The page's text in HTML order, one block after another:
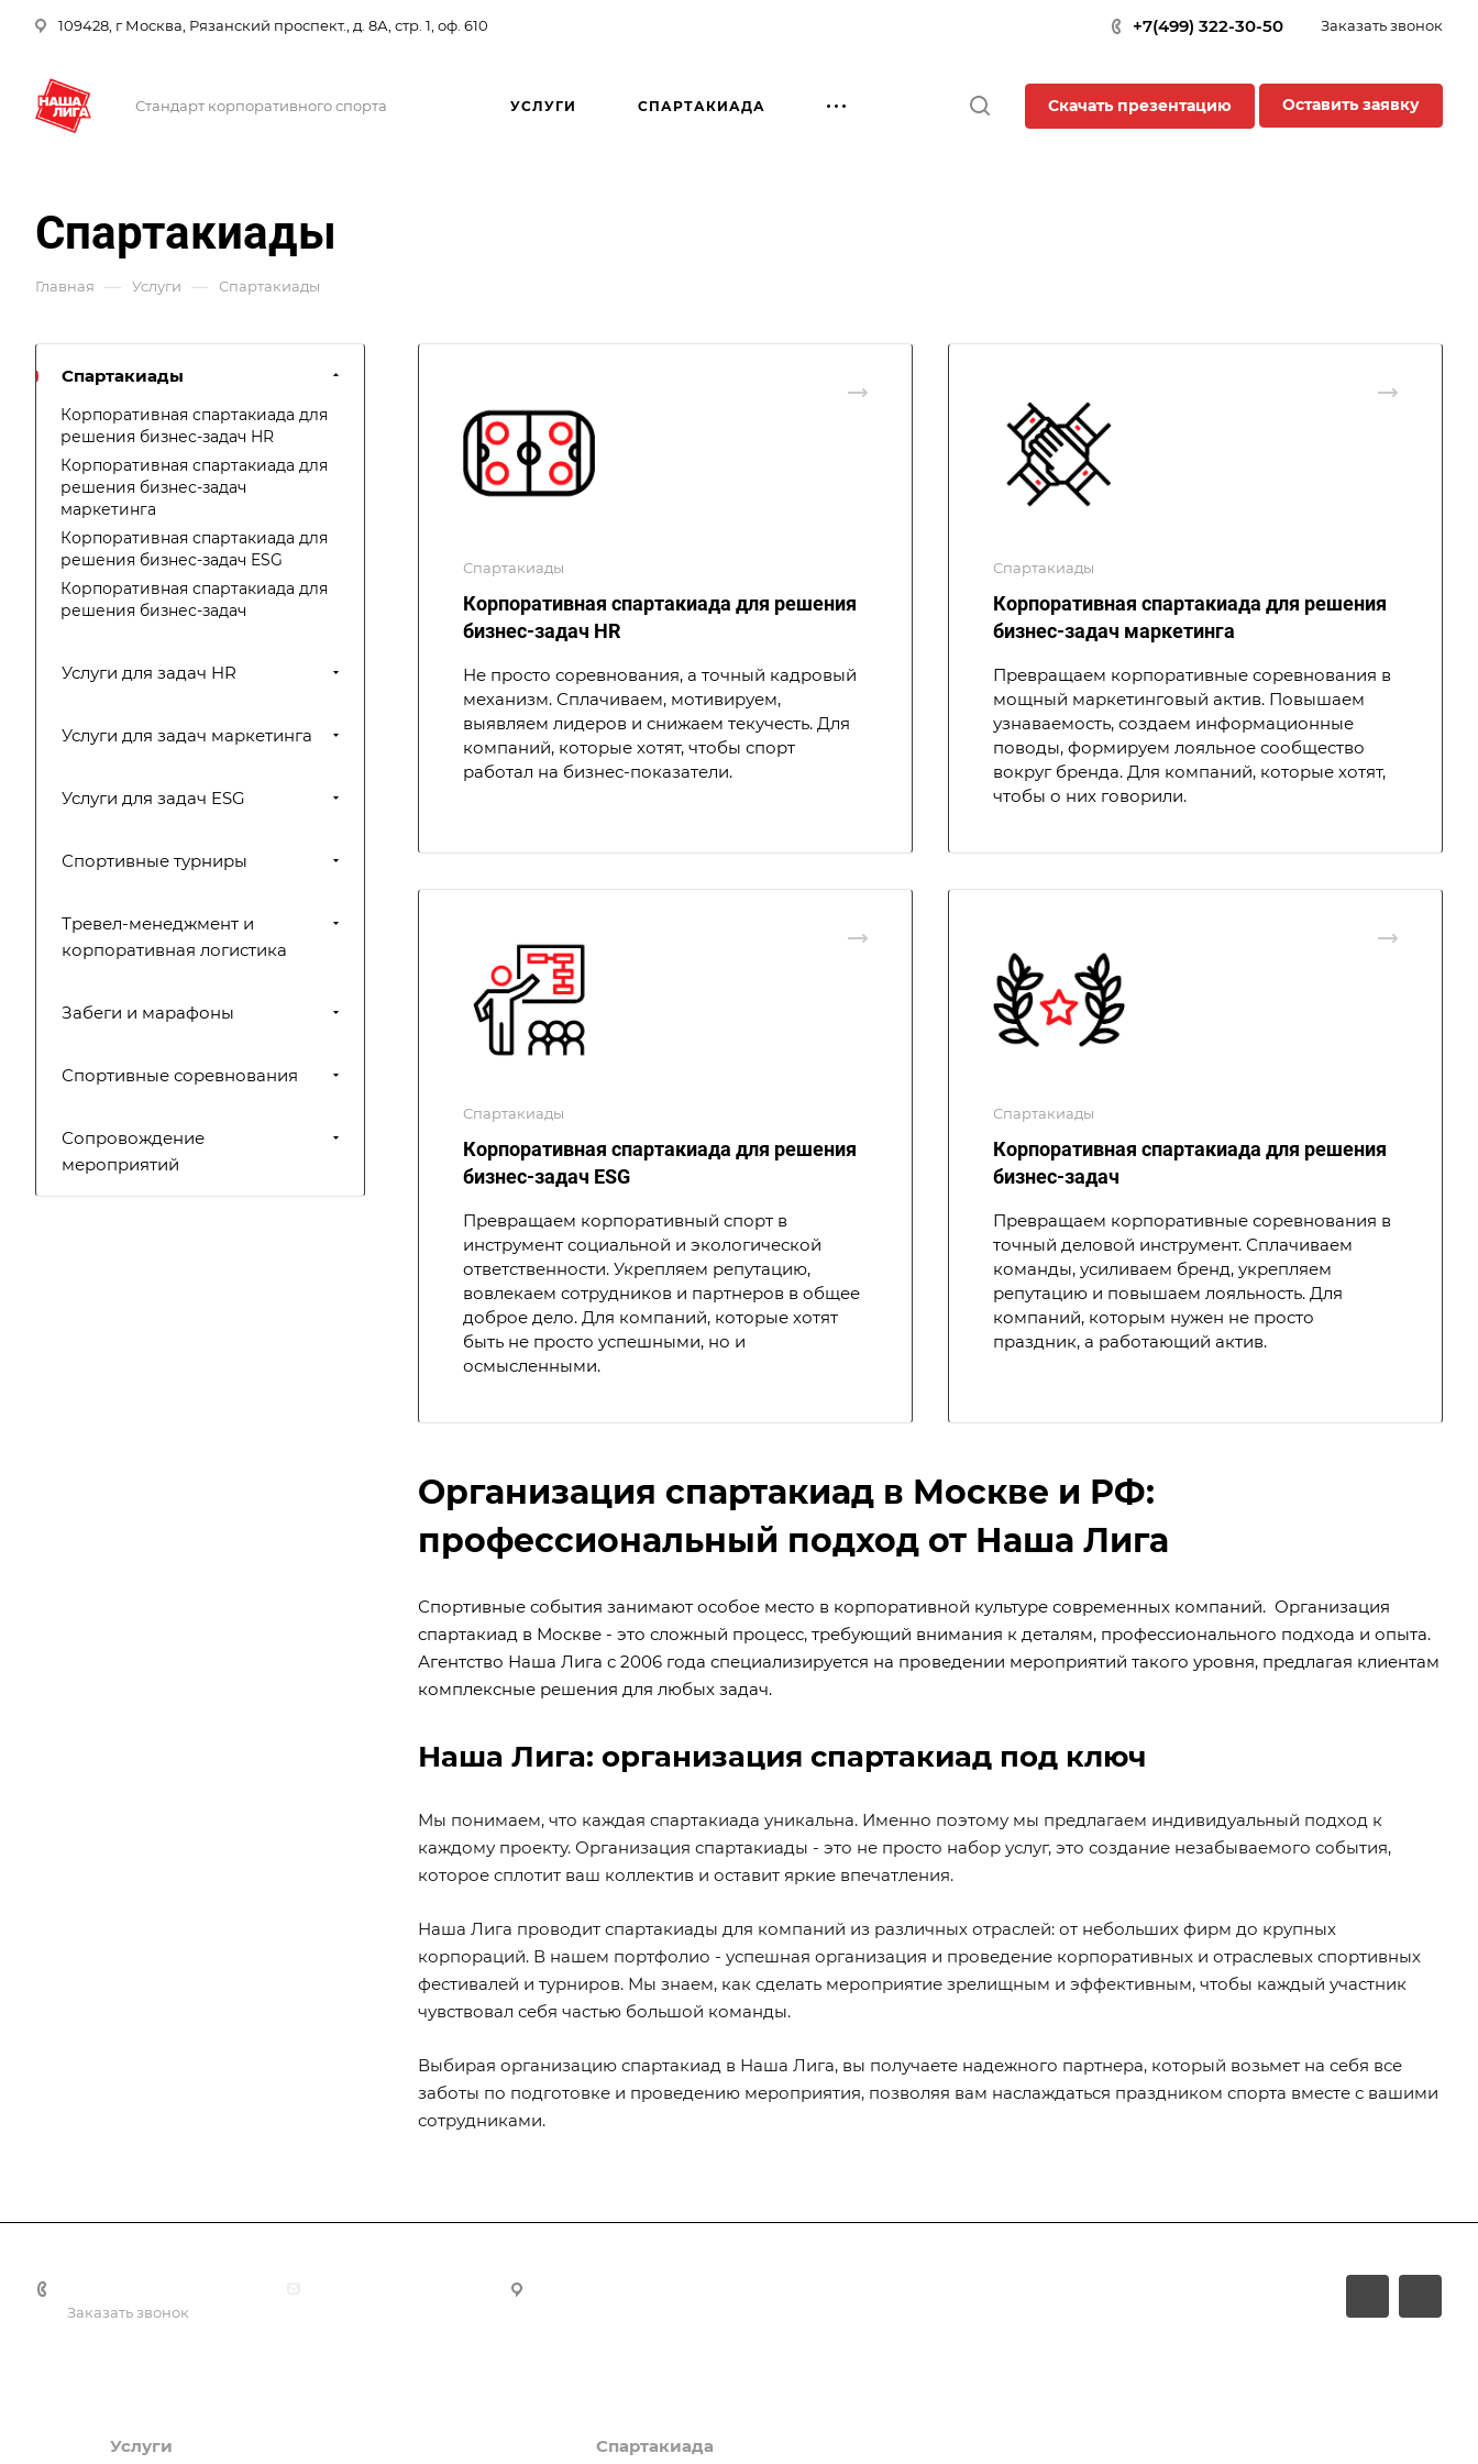
109428, г Москва, Рязанский проспект., д. 8А, стр. 1, оф. 610 +7(499) 322-30-50 Заказать звонок
Стандарт корпоративного спорта УСЛУГИ СПАРТАКИАДА Скачать презентацию Оставить заявку
Спартакиады
Главная — Услуги — Спартакиады
Спартакиады
Корпоративная спартакиада для решения
бизнес-задач HR
Не просто соревнования, а точный кадровый
механизм. Сплачиваем, мотивируем,
выявляем лидеров и снижаем текучесть. Для
компаний, которые хотят, чтобы спорт
работал на бизнес-показатели.
Спартакиады
Корпоративная спартакиада для решения
бизнес-задач маркетинга
Превращаем корпоративные соревнования в
мощный маркетинговый актив. Повышаем
узнаваемость, создаем информационные
поводы, формируем лояльное сообщество
вокруг бренда. Для компаний, которые хотят,
чтобы о них говорили.
Спартакиады
Корпоративная спартакиада для решения
бизнес-задач ESG
Превращаем корпоративный спорт в
инструмент социальной и экологической
ответственности. Укрепляем репутацию,
вовлекаем сотрудников и партнеров в общее
доброе дело. Для компаний, которые хотят
быть не просто успешными, но и
осмысленными.
Спартакиады
Корпоративная спартакиада для решения
бизнес-задач
Превращаем корпоративные соревнования в
точный деловой инструмент. Сплачиваем
команды, усиливаем бренд, укрепляем
репутацию и повышаем лояльность. Для
компаний, которым нужен не просто
праздник, а работающий актив.
Организация спартакиад в Москве и РФ:
профессиональный подход от Наша Лига
Спортивные события занимают особое место в корпоративной культуре современных компаний. Организация
спартакиад в Москве - это сложный процесс, требующий внимания к деталям, профессионального подхода и опыта.
Агентство Наша Лига с 2006 года специализируется на проведении мероприятий такого уровня, предлагая клиентам
комплексные решения для любых задач.
Наша Лига: организация спартакиад под ключ
Мы понимаем, что каждая спартакиада уникальна. Именно поэтому мы предлагаем индивидуальный подход к
каждому проекту. Организация спартакиады - это не просто набор услуг, это создание незабываемого события,
которое сплотит ваш коллектив и оставит яркие впечатления.
Наша Лига проводит спартакиады для компаний из различных отраслей: от небольших фирм до крупных
корпораций. В нашем портфолио - успешная организация и проведение корпоративных и отраслевых спортивных
фестивалей и турниров. Мы знаем, как сделать мероприятие зрелищным и эффективным, чтобы каждый участник
чувствовал себя частью большой команды.
Выбирая организацию спартакиад в Наша Лига, вы получаете надежного партнера, который возьмет на себя все
заботы по подготовке и проведению мероприятия, позволяя вам наслаждаться праздником спорта вместе с вашими
сотрудниками.
Спартакиады
Корпоративная спартакиада для
решения бизнес-задач HR
Корпоративная спартакиада для
решения бизнес-задач
маркетинга
Корпоративная спартакиада для
решения бизнес-задач ESG
Корпоративная спартакиада для
решения бизнес-задач
Услуги для задач HR
Услуги для задач маркетинга
Услуги для задач ESG
Спортивные турниры
Тревел-менеджмент и
корпоративная логистика
Забеги и марафоны
Спортивные соревнования
Сопровождение
мероприятий
Заказать звонок
Услуги Спартакиада